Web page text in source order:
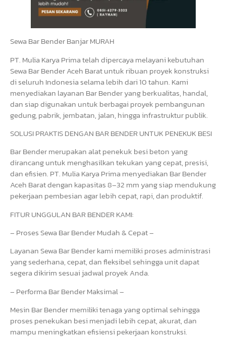
Sewa Bar Bender Banjar MURAH
PT. Mulia Karya Prima telah dipercaya melayani kebutuhan
Sewa Bar Bender Aceh Barat untuk ribuan proyek konstruksi
di seluruh Indonesia selama lebih dari 10 tahun. Kami
menyediakan layanan Bar Bender yang berkualitas, handal,
dan siap digunakan untuk berbagai proyek pembangunan
gedung, pabrik, jembatan, jalan, hingga infrastruktur publik.
SOLUSI PRAKTIS DENGAN BAR BENDER UNTUK PENEKUK BESI
Bar Bender merupakan alat penekuk besi beton yang
dirancang untuk menghasilkan tekukan yang cepat, presisi,
dan efisien. PT. Mulia Karya Prima menyediakan Bar Bender
Aceh Barat dengan kapasitas 8–32 mm yang siap mendukung
pekerjaan pembesian agar lebih cepat, rapi, dan produktif.
FITUR UNGGULAN BAR BENDER KAMI:
– Proses Sewa Bar Bender Mudah & Cepat –
Layanan Sewa Bar Bender kami memiliki proses administrasi
yang sederhana, cepat, dan fleksibel sehingga unit dapat
segera dikirim sesuai jadwal proyek Anda.
– Performa Bar Bender Maksimal –
Mesin Bar Bender memiliki tenaga yang optimal sehingga
proses penekukan besi menjadi lebih cepat, akurat, dan
mampu meningkatkan efisiensi pekerjaan konstruksi.